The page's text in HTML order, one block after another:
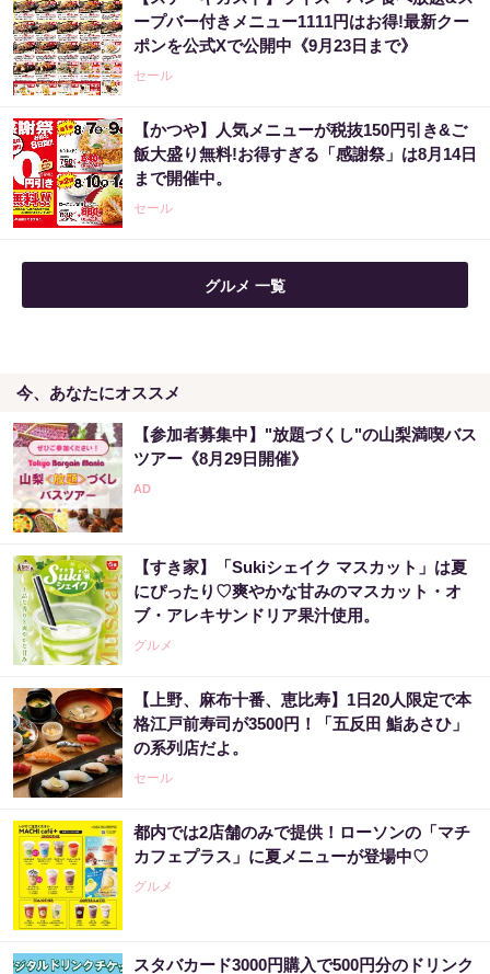
ープバー付きメニュー1111円はお得!最新クー
ポンを公式Xで公開中《9月23日まで》
セール
【かつや】人気メニューが税抜150円引き&ご
飯大盛り無料!お得すぎる「感謝祭」は8月14日
まで開催中。
セール
グルメ 一覧
今、あなたにオススメ
【参加者募集中】"放題づくし"の山梨満喫バス
ツアー《8月29日開催》
【すき家】「Sukiシェイク マスカット」は夏
にぴったり♡爽やかな甘みのマスカット・オ
ブ・アレキサンドリア果汁使用。
グルメ
【上野、麻布十番、恵比寿】1日20人限定で本
格江戸前寿司が3500円！「五反田 鮨あさひ」
の系列店だよ。
セール
都内では2店舗のみで提供！ローソンの「マチ
カフェプラス」に夏メニューが登場中♡
グルメ
スタバカード3000円購入で500円分のドリンク